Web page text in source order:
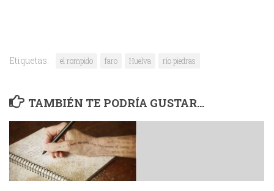
Etiquetas: el rompido faro Huelva río piedras
TAMBIÉN TE PODRÍA GUSTAR...